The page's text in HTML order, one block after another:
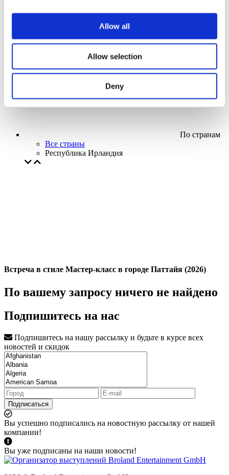
Allow all
Allow selection
Deny
Творческий вечер
Наше спецпредложение
Применить
По странам
Все страны
Республика Ирландия
Встреча в стиле Мастер-класс в городе Паттайя (2026)
По вашему запросу ничего не найдено
Подпишитесь на нас
Подпишитесь на нашу рассылку и будьте в курсе всех
новостей и скидок
Подписаться
Вы успешно подписались на новостную рассылку от нашей
компании!
Вы уже подписаны на наши новости!